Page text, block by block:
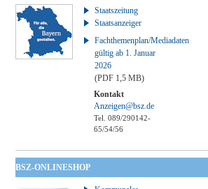
Staatszeitung
Staatsanzeiger
Fachthemenplan/Mediadaten
gültig ab 1. Januar
2026
(PDF 1,5 MB)
Kontakt
Anzeigen@bsz.de
Tel. 089/290142-
65/54/56
BSZ-ONLINESHOP